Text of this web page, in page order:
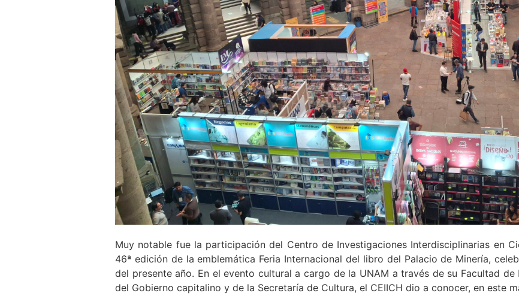
Muy notable fue la participación del Centro de Investigaciones Interdisciplinarias en
46ª edición de la emblemática Feria Internacional del libro del Palacio de Minería,
del presente año. En el evento cultural a cargo de la UNAM a través de su Facultad
del Gobierno capitalino y de la Secretaría de Cultura, el CEIICH dio a conocer, en este